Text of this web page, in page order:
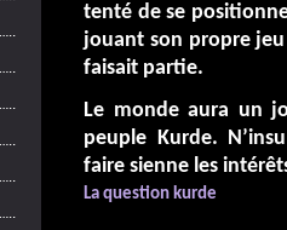
tenté de se
jouant son propre
faisait partie.
Le monde aura un
peuple Kurde.
faire sienne les
La question kurde